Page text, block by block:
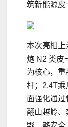
筑新能源皮
本次亮相上
炮 N2 类皮
为核心，
杆；2.4T乘
面强化通
翻山越岭、